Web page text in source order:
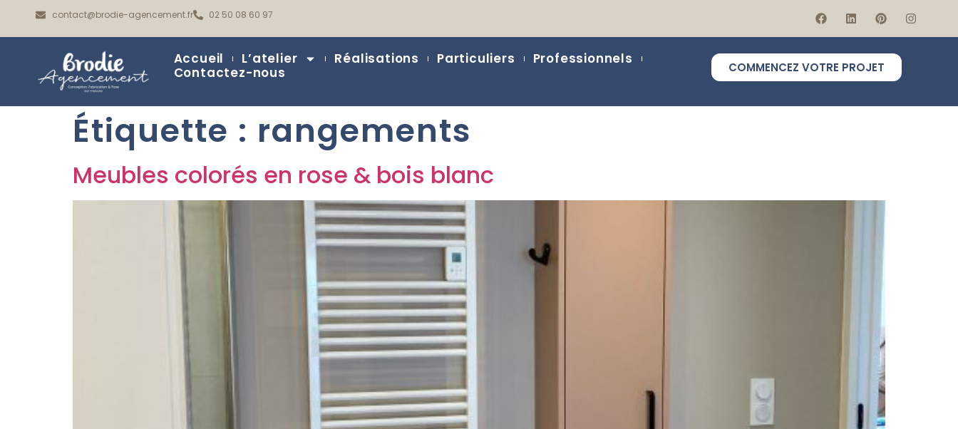
contact@brodie-agencement.fr 02 50 08 60 97
Accueil L’atelier Réalisations Particuliers
Professionnels
Contactez-nous
COMMENCEZ VOTRE PROJET
Étiquette : rangements
Meubles colorés en rose & bois blanc